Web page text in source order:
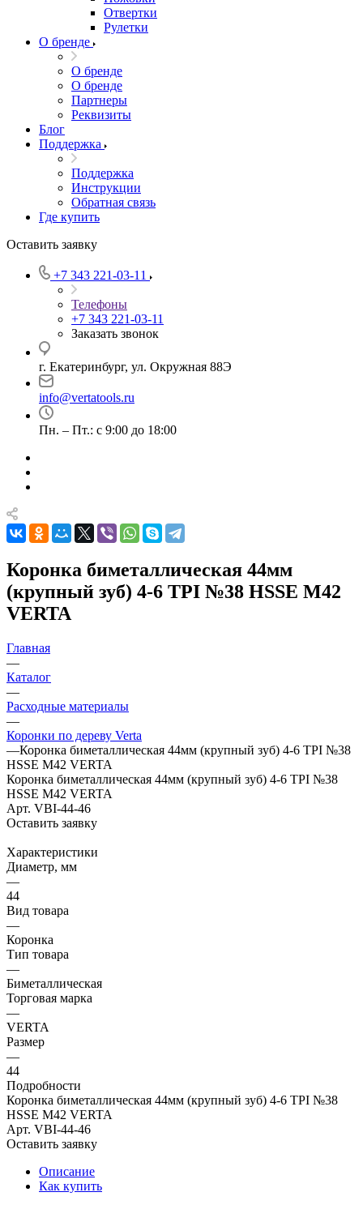
Отвертки
Рулетки
О бренде
О бренде
О бренде
Партнеры
Реквизиты
Блог
Поддержка
Поддержка
Инструкции
Обратная связь
Где купить
Оставить заявку
+7 343 221-03-11
Телефоны
+7 343 221-03-11
Заказать звонок
г. Екатеринбург, ул. Окружная 88Э
info@vertatools.ru
Пн. – Пт.: с 9:00 до 18:00
Коронка биметаллическая 44мм
(крупный зуб) 4-6 TPI №38 HSSE М42
VERTA
Главная
—
Каталог
—
Расходные материалы
—
Коронки по дереву Verta
—Коронка биметаллическая 44мм (крупный зуб) 4-6 TPI №38
HSSE М42 VERTA
Коронка биметаллическая 44мм (крупный зуб) 4-6 TPI №38
HSSE М42 VERTA
Арт. VBI-44-46
Оставить заявку
Характеристики
Диаметр, мм
—
44
Вид товара
—
Коронка
Тип товара
—
Биметаллическая
Торговая марка
—
VERTA
Размер
—
44
Подробности
Коронка биметаллическая 44мм (крупный зуб) 4-6 TPI №38
HSSE М42 VERTA
Арт. VBI-44-46
Оставить заявку
Описание
Как купить